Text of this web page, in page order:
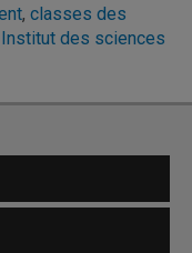
, classes des
Institut des sciences